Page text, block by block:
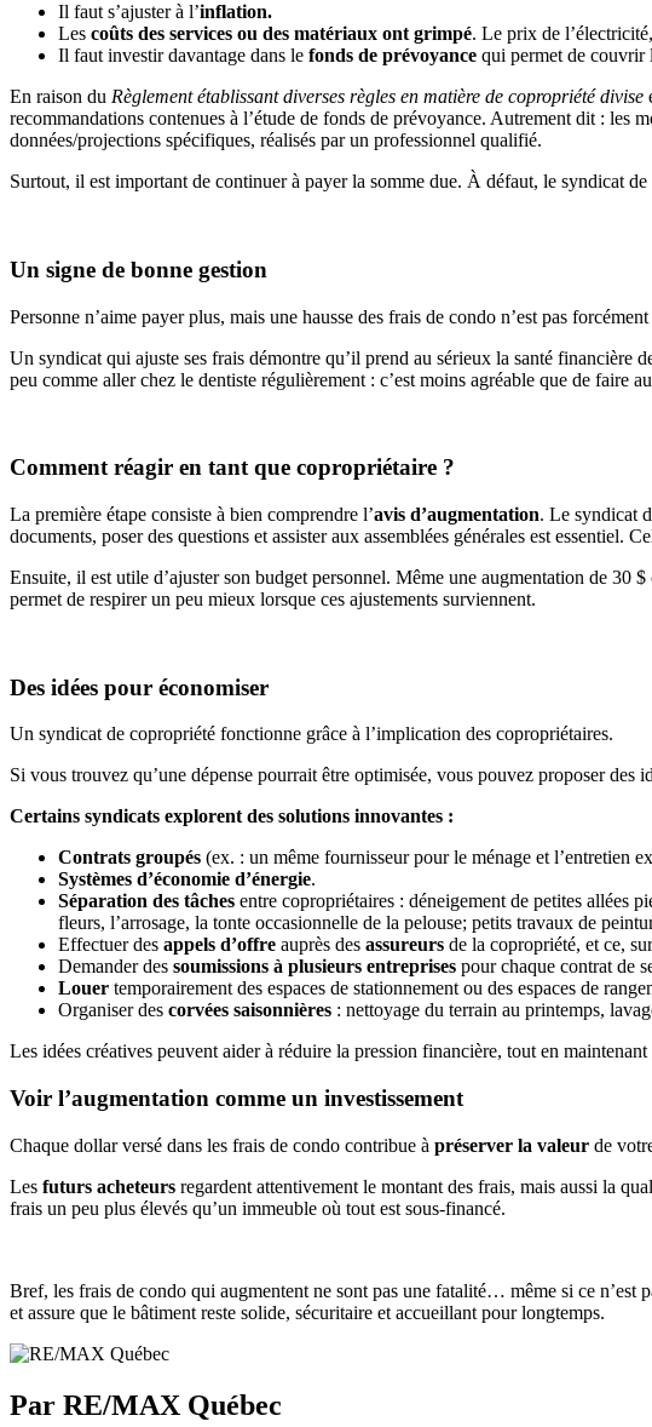
Il faut s’ajuster à l’inflation.
Les coûts des services ou des matériaux ont grimpé. Le prix de
Il faut investir davantage dans le fonds de prévoyance qui permet de couvrir
En raison du Règlement établissant diverses règles en matière de copropriété divise
recommandations contenues à l’étude de fonds de prévoyance. Autrement dit : les
données/projections spécifiques, réalisés par un professionnel qualifié.
Surtout, il est important de continuer à payer la somme due. À défaut, le syndicat
Un signe de bonne gestion
Personne n’aime payer plus, mais une hausse des frais de condo n’est pas
Un syndicat qui ajuste ses frais démontre qu’il prend au sérieux la santé financière
peu comme aller chez le dentiste régulièrement : c’est moins agréable que de faire
Comment réagir en tant que copropriétaire ?
La première étape consiste à bien comprendre l’avis d’augmentation. Le syndicat
documents, poser des questions et assister aux assemblées générales est essentiel.
Ensuite, il est utile d’ajuster son budget personnel. Même une augmentation de 30
permet de respirer un peu mieux lorsque ces ajustements surviennent.
Des idées pour économiser
Un syndicat de copropriété fonctionne grâce à l’implication des copropriétaires.
Si vous trouvez qu’une dépense pourrait être optimisée, vous pouvez proposer des
Certains syndicats explorent des solutions innovantes :
Contrats groupés (ex. : un même fournisseur pour le ménage et l’entretien
Systèmes d’économie d’énergie.
Séparation des tâches entre copropriétaires : déneigement de petites allées
fleurs, l’arrosage, la tonte occasionnelle de la pelouse; petits travaux de
Effectuer des appels d’offre auprès des assureurs de la copropriété, et ce,
Demander des soumissions à plusieurs entreprises pour chaque contrat de
Louer temporairement des espaces de stationnement ou des espaces de
Organiser des corvées saisonnières : nettoyage du terrain au printemps,
Les idées créatives peuvent aider à réduire la pression financière, tout en
Voir l’augmentation comme un investissement
Chaque dollar versé dans les frais de condo contribue à préserver la valeur de
Les futurs acheteurs regardent attentivement le montant des frais, mais aussi la
frais un peu plus élevés qu’un immeuble où tout est sous-financé.
Bref, les frais de condo qui augmentent ne sont pas une fatalité… même si ce
et assure que le bâtiment reste solide, sécuritaire et accueillant pour longtemps.
Par RE/MAX Québec